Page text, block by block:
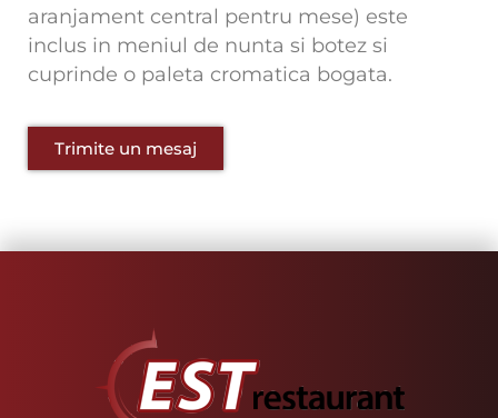
aranjament central pentru mese) este
inclus in meniul de nunta si botez si
cuprinde o paleta cromatica bogata.
Trimite un mesaj